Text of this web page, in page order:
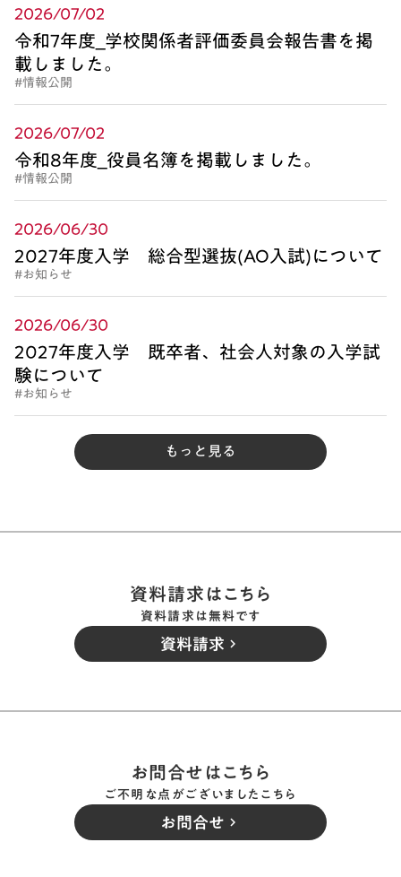
2026/07/02
令和7年度_学校関係者評価委員会報告書を掲
載しました。
#情報公開
2026/07/02
令和8年度_役員名簿を掲載しました。
#情報公開
2026/06/30
2027年度入学 総合型選抜(AO入試)について
#お知らせ
2026/06/30
2027年度入学 既卒者、社会人対象の入学試
験について
#お知らせ
もっと見る
資料請求はこちら
資料請求は無料です
資料請求 keyboard_arrow_right
お問合せはこちら
ご不明な点がございましたこちら
お問合せ keyboard_arrow_right